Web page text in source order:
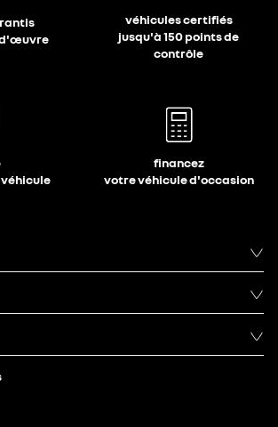
d'œuvre
véhicules certifiés
jusqu'à 150 points de
contrôle
financez
votre véhicule d'occasion